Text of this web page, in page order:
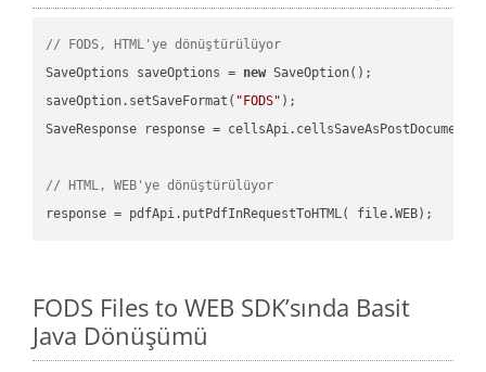
// FODS, HTML'ye dönüştürülüyor
SaveOptions saveOptions = new SaveOption();
saveOption.setSaveFormat( "FODS" );
SaveResponse response =
// HTML, WEB'ye dönüştürülüyor
FODS Files to WEB SDK’sında Basit
Java Dönüşümü